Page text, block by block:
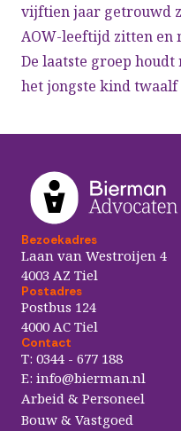
vijftien jaar getrouwd
AOW-leeftijd zitten en
De laatste groep
het jongste kind twaalf
Bezoekadres
Laan van Westroijen 4
4003 AZ Tiel
Postadres
Postbus 124
4000 AC Tiel
Contact
T: 0344 - 677 188
E: info@bierman.nl
Arbeid & Personeel
Bouw & Vastgoed